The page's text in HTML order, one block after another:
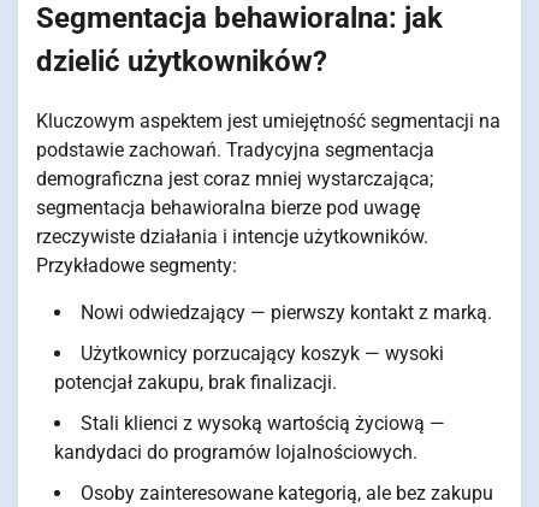
Segmentacja behawioralna: jak
dzielić użytkowników?
Kluczowym aspektem jest umiejętność segmentacji na
podstawie zachowań. Tradycyjna segmentacja
demograficzna jest coraz mniej wystarczająca;
segmentacja behawioralna bierze pod uwagę
rzeczywiste działania i intencje użytkowników.
Przykładowe segmenty:
Nowi odwiedzający — pierwszy kontakt z marką.
Użytkownicy porzucający koszyk — wysoki
potencjał zakupu, brak finalizacji.
Stali klienci z wysoką wartością życiową —
kandydaci do programów lojalnościowych.
Osoby zainteresowane kategorią, ale bez zakupu